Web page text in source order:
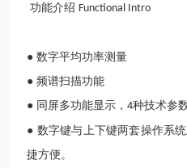
功能介绍 Functional Intro
● 数字平均功率测量
● 频谱扫描功能
● 同屏多功能显示，4种技术参
● 数字键与上下键两套操作系
捷方便。